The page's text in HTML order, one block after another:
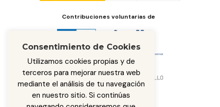
Contribuciones voluntarias de
Consentimiento de Cookies
Utilizamos cookies propias y de
terceros para mejorar nuestra web
mediante el análisis de tu navegación
en nuestro sitio. Si continúas